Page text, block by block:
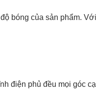
bóng của sản phẩm. Với
điện phủ đều mọi góc